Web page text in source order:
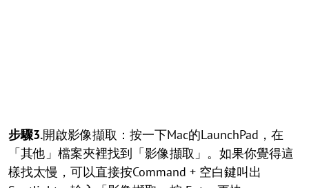
步驟3.開啟影像擷取：按一下Mac的LaunchPad，在
「其他」檔案夾裡找到「影像擷取」。如果你覺得這
樣找太慢，可以直接按Command + 空白鍵叫出